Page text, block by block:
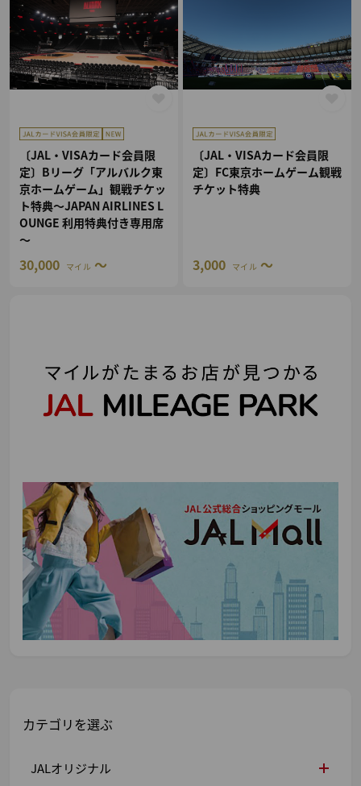
〔JAL・VISAカード会員限
定〕Bリーグ「アルバルク東
京ホームゲーム」観戦チケッ
ト特典～JAPAN AIRLINES L
OUNGE 利用特典付き専用席
～
30,000 マイル ～
〔JAL・VISAカード会員限
定〕FC東京ホームゲーム観戦
チケット特典
3,000 マイル ～
カテゴリを選ぶ
JALオリジナル